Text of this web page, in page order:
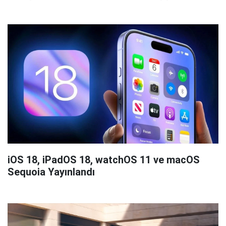
iOS 18, iPadOS 18, watchOS 11 ve macOS
Sequoia Yayınlandı